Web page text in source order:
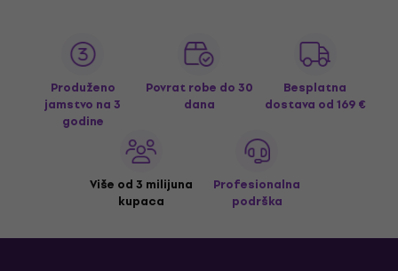
Produženo
jamstvo na 3
godine
Povrat robe do 30
dana
Besplatna
dostava od 169 €
Više od 3 milijuna
kupaca
Profesionalna
podrška